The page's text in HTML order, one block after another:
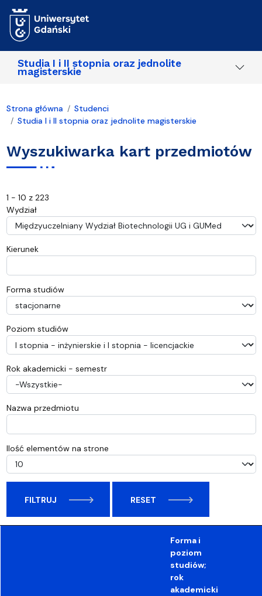
Studia I i II stopnia oraz jednolite
magisterskie
Strona główna
Studenci
Studia I i II stopnia oraz jednolite magisterskie
Wyszukiwarka kart przedmiotów
1 - 10 z 223
Wydział
Kierunek
Forma studiów
Poziom studiów
Rok akademicki - semestr
Nazwa przedmiotu
Ilość elementów na strone
FILTRUJ RESET
Forma i
poziom
studiów;
rok
akademicki